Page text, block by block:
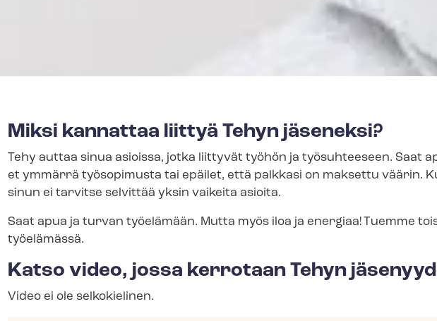
Miksi kannattaa liittyä Tehyn jäseneksi?
Tehy auttaa sinua asioissa, jotka liittyvät työhön ja työsuhteeseen. Saat
et ymmärrä työsopimusta tai epäilet, että palkkasi on maksettu väärin.
sinun ei tarvitse selvittää yksin vaikeita asioita.
Saat apua ja turvan työelämään. Mutta myös iloa ja energiaa! Tuemme
työelämässä.
Katso video, jossa kerrotaan Tehyn
Video ei ole selkokielinen.